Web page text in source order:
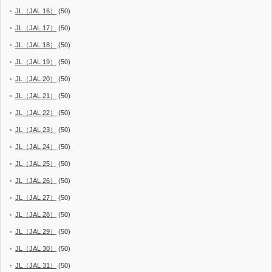
JL（JAL 16） (50)
JL（JAL 17） (50)
JL（JAL 18） (50)
JL（JAL 19） (50)
JL（JAL 20） (50)
JL（JAL 21） (50)
JL（JAL 22） (50)
JL（JAL 23） (50)
JL（JAL 24） (50)
JL（JAL 25） (50)
JL（JAL 26） (50)
JL（JAL 27） (50)
JL（JAL 28） (50)
JL（JAL 29） (50)
JL（JAL 30） (50)
JL（JAL 31） (50)